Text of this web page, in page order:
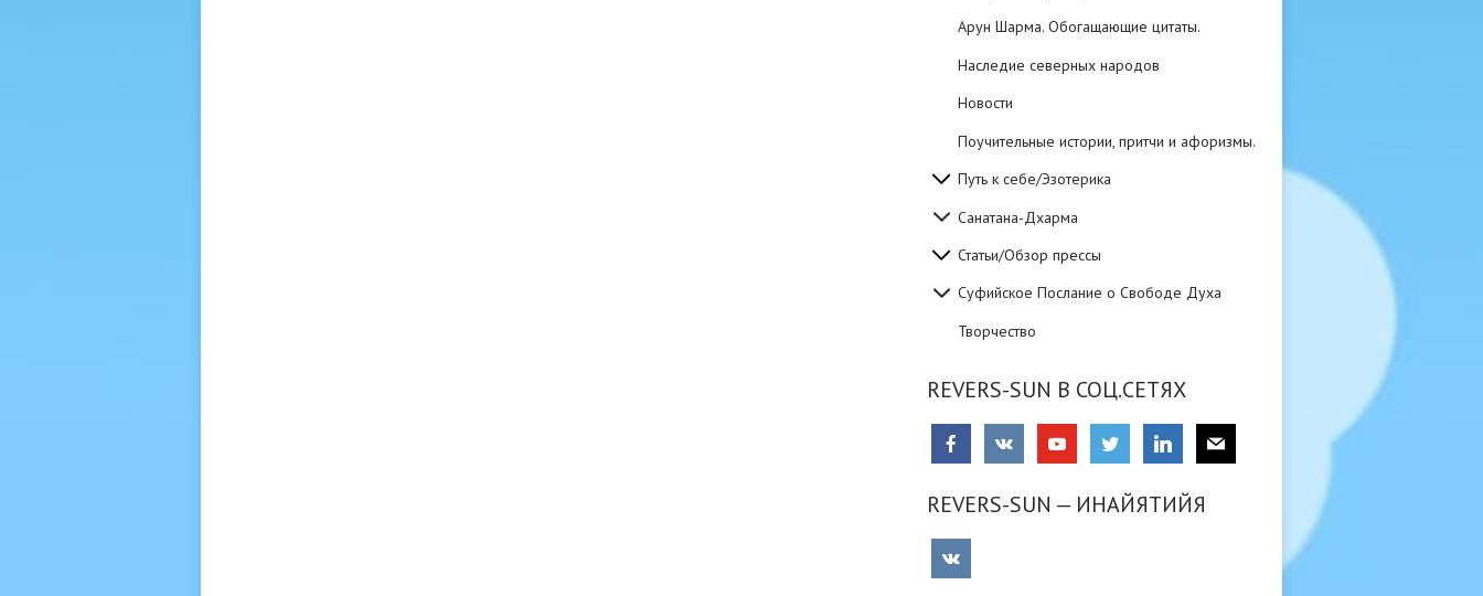
Арун Шарма. Обогащающие цитаты.
Наследие северных народов
Новости
Поучительные истории, притчи и афоризмы.
Путь к себе/Эзотерика
Санатана-Дхарма
Статьи/Обзор прессы
Суфийское Послание о Свободе Духа
Творчество
REVERS-SUN В СОЦ.СЕТЯХ
REVERS-SUN — ИНАЙЯТИЙЯ